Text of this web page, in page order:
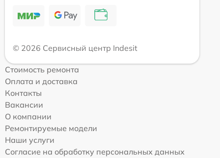
© 2026 Сервисный центр Indesit
Стоимость ремонта
Оплата и доставка
Контакты
Вакансии
О компании
Ремонтируемые модели
Наши услуги
Согласие на обработку персональных данных